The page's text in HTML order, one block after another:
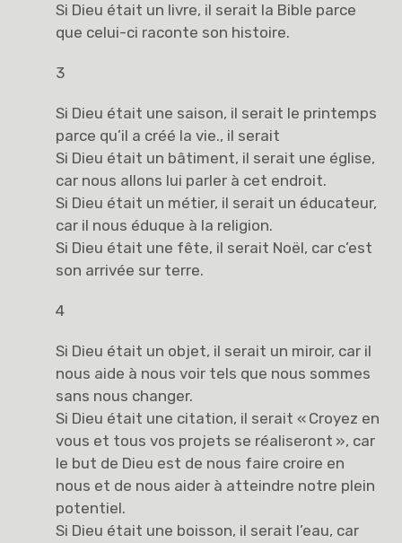
Si Dieu était un livre, il serait la Bible parce
que celui-ci raconte son histoire.
3
Si Dieu était une saison, il serait le printemps
parce qu’il a créé la vie., il serait
Si Dieu était un bâtiment, il serait une église,
car nous allons lui parler à cet endroit.
Si Dieu était un métier, il serait un éducateur,
car il nous éduque à la religion.
Si Dieu était une fête, il serait Noël, car c’est
son arrivée sur terre.
4
Si Dieu était un objet, il serait un miroir, car il
nous aide à nous voir tels que nous sommes
sans nous changer.
Si Dieu était une citation, il serait « Croyez en
vous et tous vos projets se réaliseront », car
le but de Dieu est de nous faire croire en
nous et de nous aider à atteindre notre plein
potentiel.
Si Dieu était une boisson, il serait l’eau, car